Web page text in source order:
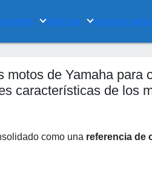
Noticias Asuntos
motos de Yamaha para
características de los
como una referencia de